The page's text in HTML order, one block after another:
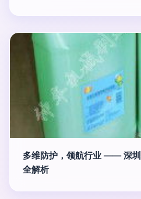
多维防护，领航行业 —— 深
全解析